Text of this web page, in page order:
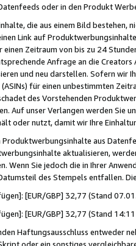
oder in den Produkt
die aus einem Bild bestehen,
Link auf
Zeitraum von bis zu 24
Anfrage an die
und neu darstellen. Sofern wir
für einen unbestimmten
des Vorstehenden
Auf unser Verlangen werden Sie
oder nutzt, damit wir Ihre
aus
aktualisieren,
Wenn Sie jedoch die in Ihrer
des Stempels entfallen.
[EUR/GBP] 32,77 (Stand
[EUR/GBP] 32,77 (Stand
Haftungsausschluss entweder
oder ein sonstiges